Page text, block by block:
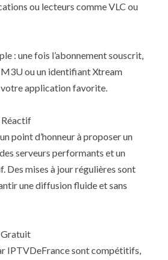
ou lecteurs comme VLC ou
: une fois l’abonnement souscrit,
M3U ou un identifiant Xtream
votre application favorite.
Réactif
point d’honneur à proposer un
serveurs performants et un
Des mises à jour régulières sont
une diffusion fluide et sans
Gratuit
IPTVDeFrance sont compétitifs,